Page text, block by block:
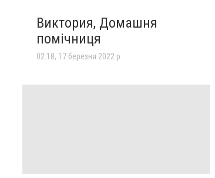
Виктория, Домашня
помічниця
02:18, 17 березня 2022 р.